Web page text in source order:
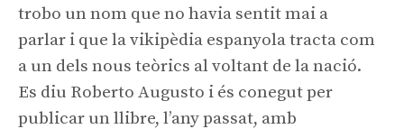
trobo un nom que no havia sentit mai a
parlar i que la vikipèdia espanyola tracta com
a un dels nous teòrics al voltant de la nació.
Es diu Roberto Augusto i és conegut per
publicar un llibre, l’any passat, amb